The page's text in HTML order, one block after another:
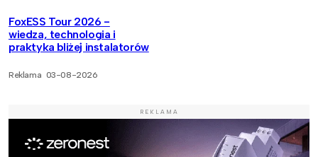
FoxESS Tour 2026 -
wiedza, technologia i
praktyka bliżej instalatorów
Reklama 03-08-2026
REKLAMA